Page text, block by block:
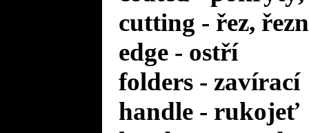
cutting - řez,
edge - ostří
folders - zavírací
handle - rukojeť